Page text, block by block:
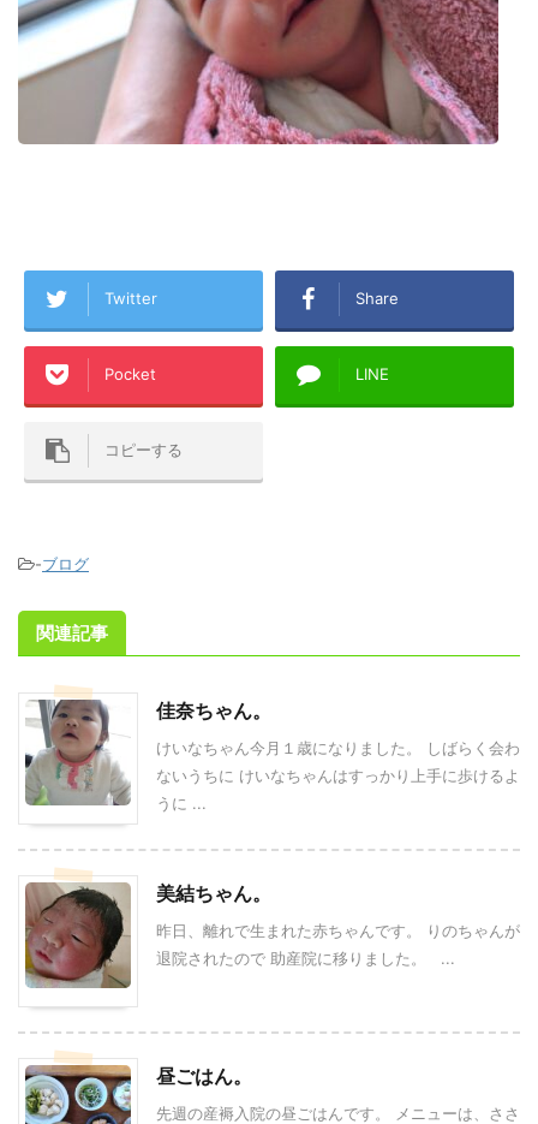
Twitter Share
Pocket LINE
コピーする
-ブログ
関連記事
佳奈ちゃん。
けいなちゃん今月１歳になりました。 しばらく会わ
ないうちに けいなちゃんはすっかり上手に歩けるよ
うに ...
美結ちゃん。
昨日、離れで生まれた赤ちゃんです。 りのちゃんが
退院されたので 助産院に移りました。 ...
昼ごはん。
先週の産褥入院の昼ごはんです。 メニューは、ささ